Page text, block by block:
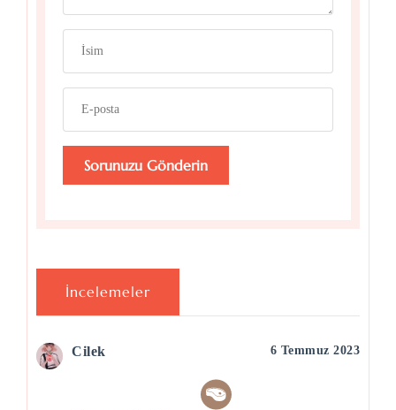
İncelemeler
Cilek 6 Temmuz 2023